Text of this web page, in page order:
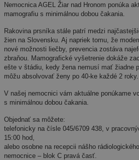
Nemocnica AGEL Žiar nad Hronom ponúka
mamografiu s minimálnou dobou čakania.
Rakovina prsníka stále patrí medzi
žien na Slovensku. Aj napriek tomu, že
nové možnosti liečby, prevencia zostáva
zbraňou. Mamografické vyšetrenie dokáže
ešte v štádiu, kedy žena nemusí mať žiadne
môžu absolvovať ženy po 40-ke každé 2 roky.
V našej nemocnici vám aktuálne ponúkame
s minimálnou dobou čakania.
Objednať sa môžete:
telefonicky na čísle 045/6709 438, v
15:00 hod,
alebo osobne na recepcii nášho
nemocnice – blok C pravá časť.